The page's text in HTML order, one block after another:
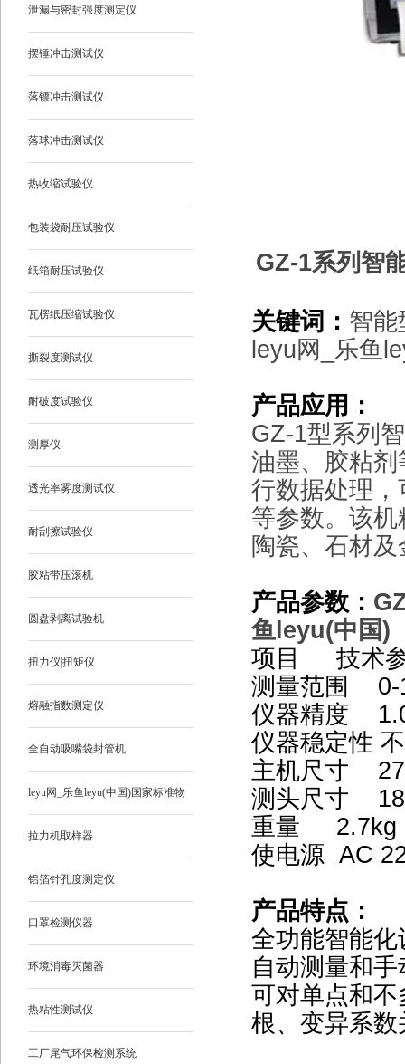
泄漏与密封强度测定仪
摆锤冲击测试仪
落镖冲击测试仪
落球冲击测试仪
热收缩试验仪
包装袋耐压试验仪
纸箱耐压试验仪
瓦楞纸压缩试验仪
撕裂度测试仪
耐破度试验仪
测厚仪
透光率雾度测试仪
耐刮擦试验仪
胶粘带压滚机
圆盘剥离试验机
扭力仪|扭矩仪
熔融指数测定仪
全自动吸嘴袋封管机
leyu网_乐鱼leyu(中国)国家标准物
质
拉力机取样器
铝箔针孔度测定仪
口罩检测仪器
环境消毒灭菌器
热粘性测试仪
工厂尾气环保检测系统
GZ-1系列智
关键词： 智能
leyu网_乐鱼
产品应用：
GZ-1型系列
油墨、胶粘
行数据处理
等参数。该
陶瓷、石材
产品参数：
鱼leyu(中国)
项目 技术
测量范围
仪器精度
仪器稳定性
主机尺寸
测头尺寸
重量
使电源 AC
产品特点：
全功能智能
自动测量和
可对单点和
根、变异系